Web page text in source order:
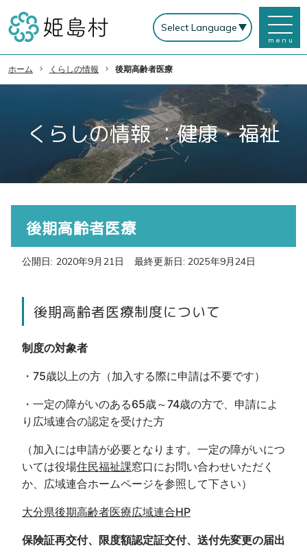
menu
ホーム くらしの情報 後期高齢者医療
くらしの情報 ：健康・福祉
後期高齢者医療
公開日: 2020年9月21日 最終更新日: 2025年9月24日
後期高齢者医療制度について
制度の対象者
・75歳以上の方（加入する際に申請は不要です）
・一定の障がいのある65歳～74歳の方で、申請によ
り広域連合の認定を受けた方
（加入には申請が必要となります。一定の障がいにつ
いては役場住民福祉課窓口にお問い合わせいただく
か、広域連合ホームページを参照して下さい）
大分県後期高齢者医療広域連合HP
保険証再交付、限度額認定証交付、送付先変更の届出